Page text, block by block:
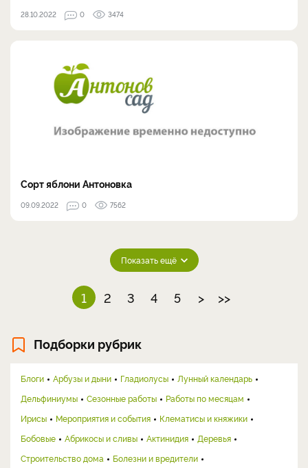
28.10.2022 0 3474
Сорт яблони Антоновка
09.09.2022 0 7562
Показать ещё
1 2 3 4 5 > >>
Подборки рубрик
Блоги Арбузы и дыни Гладиолусы
Лунный календарь
Дельфиниумы
Сезонные работы
Работы по месяцам
Ирисы
Мероприятия и события
Клематисы и княжики
Бобовые
Абрикосы и сливы Актинидия
Деревья
Строительство дома
Болезни и вредители